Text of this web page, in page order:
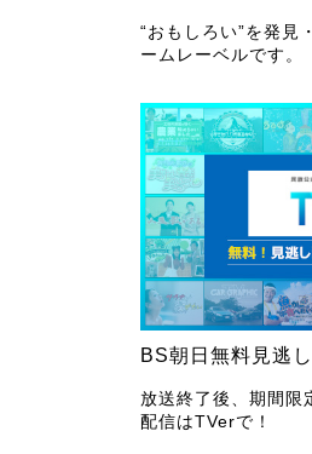
“おもしろい”を発見
ームレーベルです。
BS朝日無料見逃
放送終了後、期間限
配信はTVerで！